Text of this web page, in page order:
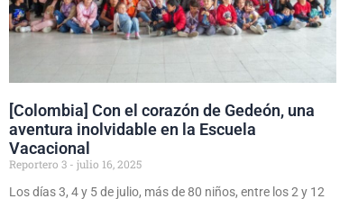
[Colombia] Con el corazón de Gedeón, una
aventura inolvidable en la Escuela
Vacacional
Reportero 3
julio 16, 2025
Los días 3, 4 y 5 de julio, más de 80 niños, entre los 2 y 12